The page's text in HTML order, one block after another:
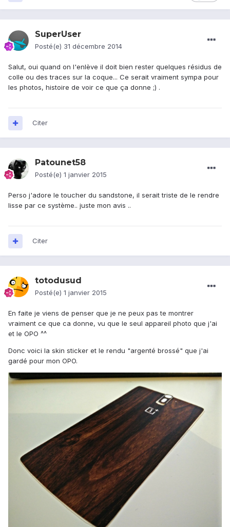
SuperUser
Posté(e) 31 décembre 2014
Salut, oui quand on l'enlève il doit bien rester quelques résidus de
colle ou des traces sur la coque... Ce serait vraiment sympa pour
les photos, histoire de voir ce que ça donne ;) .
Citer
Patounet58
Posté(e) 1 janvier 2015
Perso j'adore le toucher du sandstone, il serait triste de le rendre
lisse par ce système.. juste mon avis ..
Citer
totodusud
Posté(e) 1 janvier 2015
En faite je viens de penser que je ne peux pas te montrer
vraiment ce que ca donne, vu que le seul appareil photo que j'ai
et le OPO ^^
Donc voici la skin sticker et le rendu "argenté brossé" que j'ai
gardé pour mon OPO.